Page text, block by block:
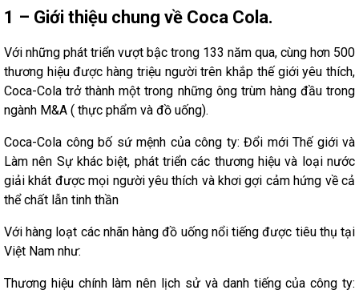
1 – Giới thiệu chung về Coca Cola.
Với những phát triển vượt bậc trong 133 năm qua, cùng hơn 500
thương hiệu được hàng triệu người trên khắp thế giới yêu thích,
Coca-Cola trở thành một trong những ông trùm hàng đầu trong
ngành M&A ( thực phẩm và đồ uống).
Coca-Cola công bố sứ mệnh của công ty: Đổi mới Thế giới và
Làm nên Sự khác biệt, phát triển các thương hiệu và loại nước
giải khát được mọi người yêu thích và khơi gợi cảm hứng về cả
thể chất lẫn tinh thần
Với hàng loạt các nhãn hàng đồ uống nổi tiếng được tiêu thụ tại
Việt Nam như:
Thương hiệu chính làm nên lịch sử và danh tiếng của công ty: